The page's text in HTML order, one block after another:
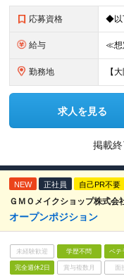
応募資格
給与
勤務地
求人を見る
掲載終
NEW 正社員 自己PR不要
ＧＭＯメイクショップ株式会
オープンポジション
未経験歓迎 学歴不問 ベテ
完全週休2日 賞与複数月 面